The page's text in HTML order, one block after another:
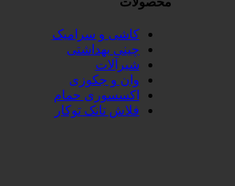
کاشی و سرامیک
چینی بهداشتی
شیرآلات
وان و جکوزی
اکسسوری حمام
فلاش تانک توکار